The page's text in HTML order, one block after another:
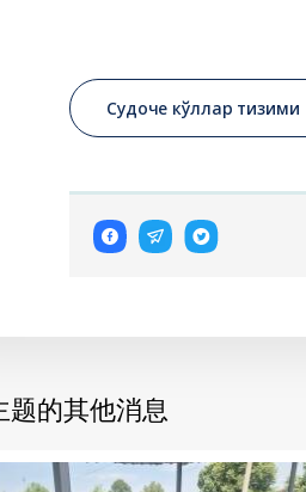
Судоче кўллар тизими
题的其他消息